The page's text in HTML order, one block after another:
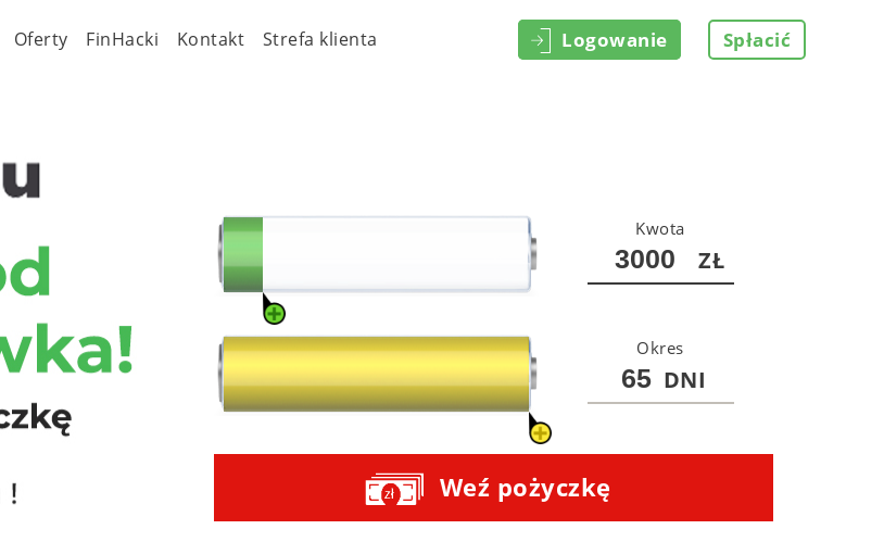
Spłacić
Logowanie
Oferty FinHacki Kontakt Strefa klienta
Kwota
ZŁ
Okres
DNI
Weź pożyczkę